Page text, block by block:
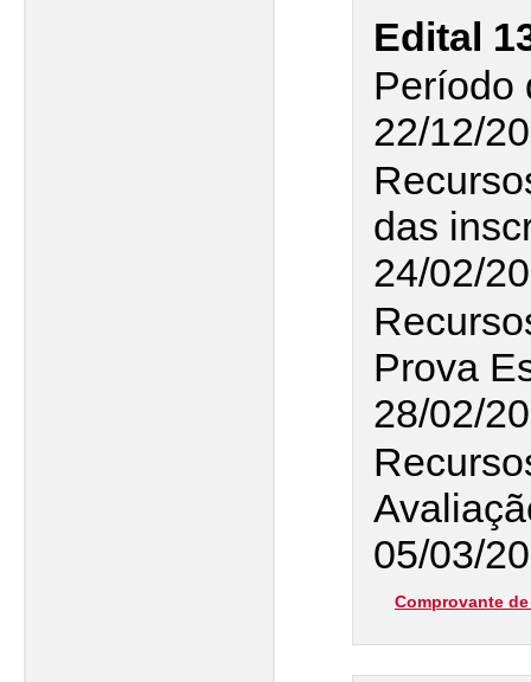
Edital
Período
22/12/
das
24/02/
Prova
28/02/
05/03/
Comprovante